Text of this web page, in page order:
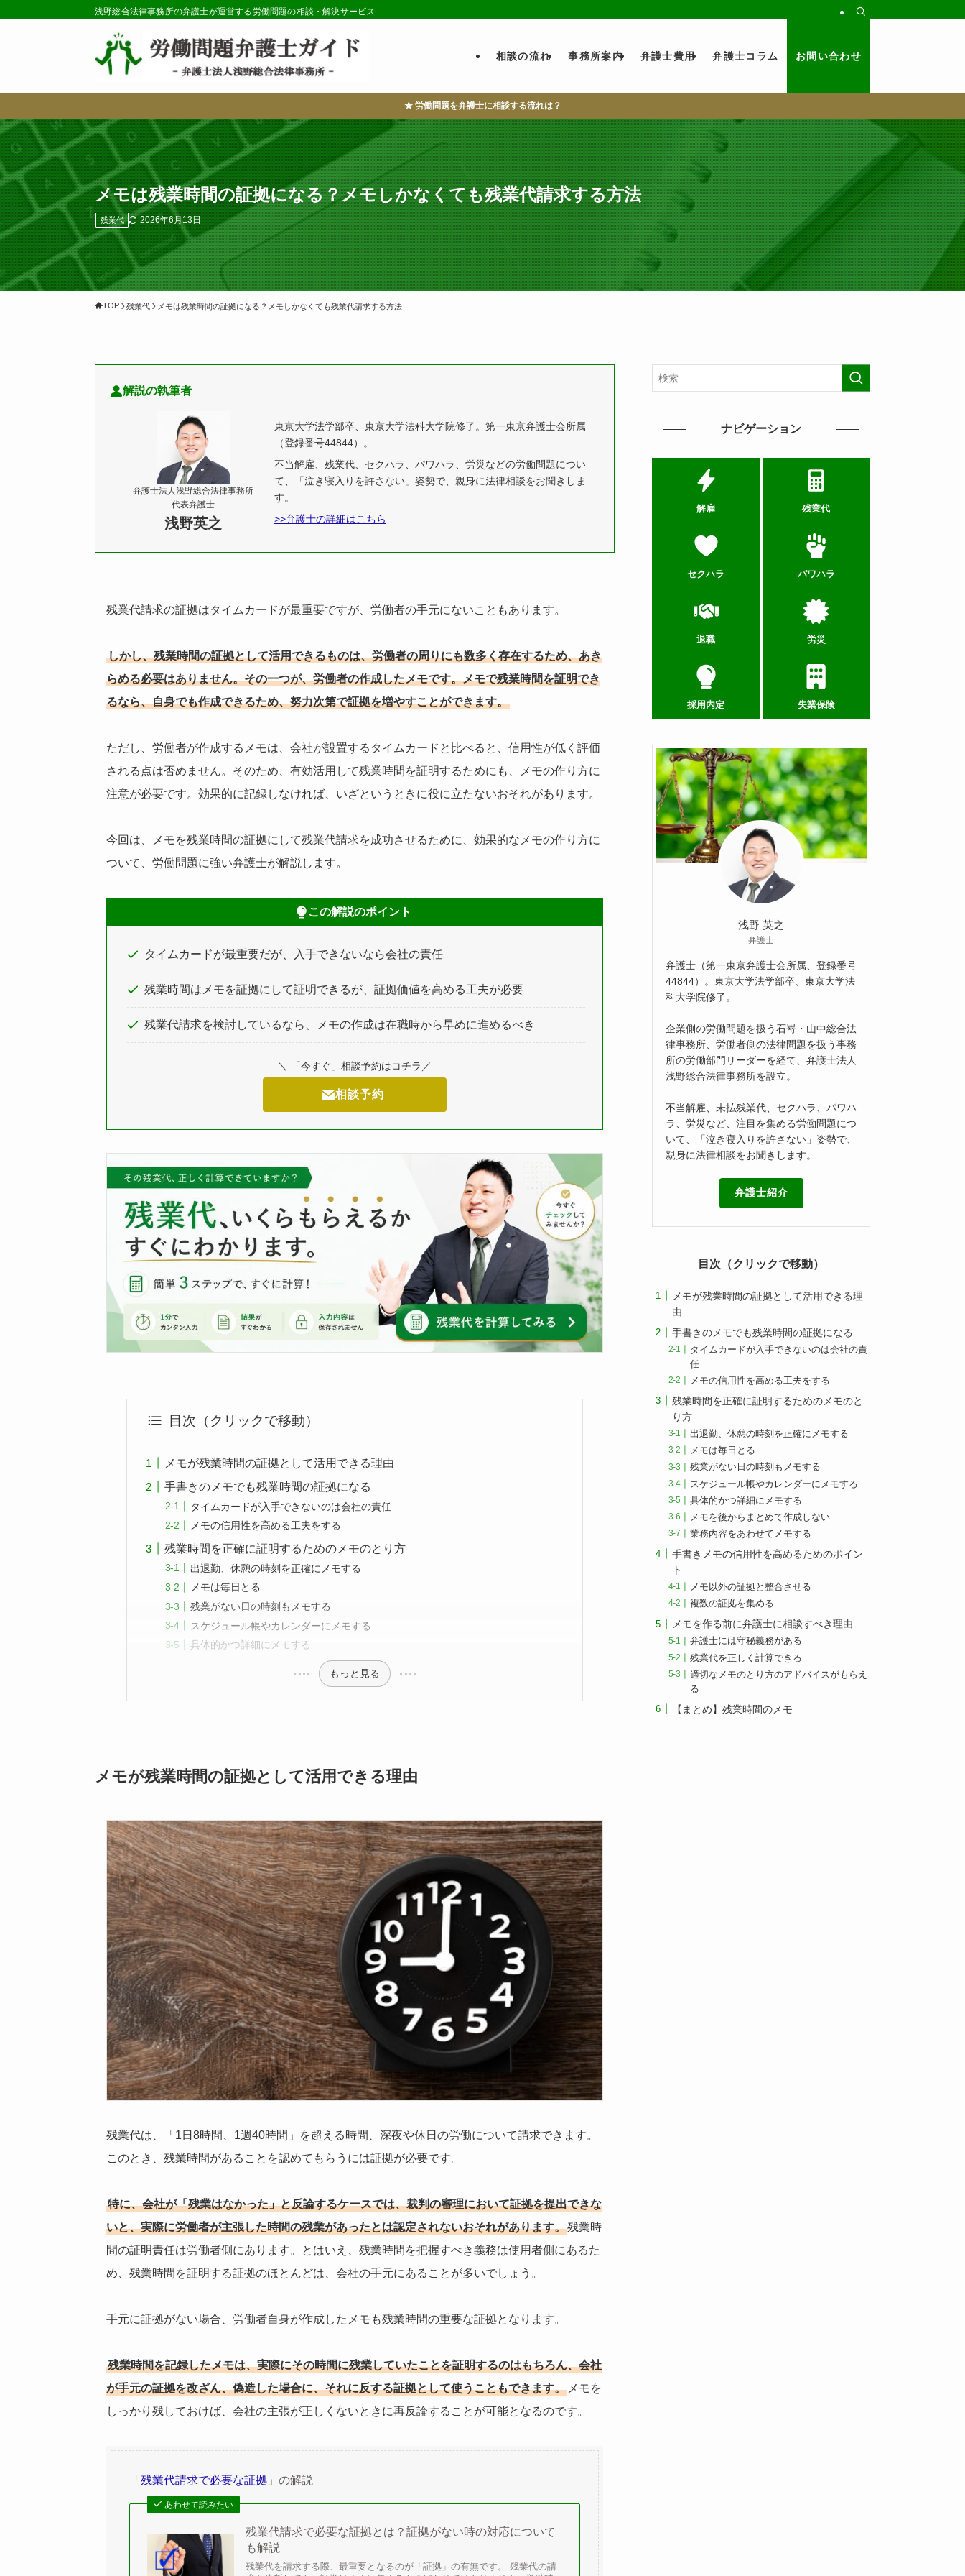
浅野総合法律事務所の弁護士が運営する労働問題の相談・解決サービス
相談の流れ 事務所案内 弁護士費用 弁護士コラム お問い合わせ
★ 労働問題を弁護士に相談する流れは？
メモは残業時間の証拠になる？メモしかなくても残業代請求する方法
残業代 2026年6月13日
TOP 残業代 メモは残業時間の証拠になる？メモしかなくても残業代請求する方法
解説の執筆者
弁護士法人浅野総合法律事務所
代表弁護士
浅野英之
東京大学法学部卒、東京大学法科大学院修了。第一東京弁護士会所属
（登録番号44844）。
不当解雇、残業代、セクハラ、パワハラ、労災などの労働問題につい
て、「泣き寝入りを許さない」姿勢で、親身に法律相談をお聞きしま
す。
>>弁護士の詳細はこちら
残業代請求の証拠はタイムカードが最重要ですが、労働者の手元にないこともあります。
しかし、残業時間の証拠として活用できるものは、労働者の周りにも数多く存在するため、あき
らめる必要はありません。その一つが、労働者の作成したメモです。メモで残業時間を証明でき
るなら、自身でも作成できるため、努力次第で証拠を増やすことができます。
ただし、労働者が作成するメモは、会社が設置するタイムカードと比べると、信用性が低く評価
される点は否めません。そのため、有効活用して残業時間を証明するためにも、メモの作り方に
注意が必要です。効果的に記録しなければ、いざというときに役に立たないおそれがあります。
今回は、メモを残業時間の証拠にして残業代請求を成功させるために、効果的なメモの作り方に
ついて、労働問題に強い弁護士が解説します。
この解説のポイント
タイムカードが最重要だが、入手できないなら会社の責任
残業時間はメモを証拠にして証明できるが、証拠価値を高める工夫が必要
残業代請求を検討しているなら、メモの作成は在職時から早めに進めるべき
＼ 「今すぐ」相談予約はコチラ／
相談予約
目次（クリックで移動）
メモが残業時間の証拠として活用できる理由
手書きのメモでも残業時間の証拠になる
タイムカードが入手できないのは会社の責任
メモの信用性を高める工夫をする
残業時間を正確に証明するためのメモのとり方
出退勤、休憩の時刻を正確にメモする
メモは毎日とる
残業がない日の時刻もメモする
スケジュール帳やカレンダーにメモする
具体的かつ詳細にメモする
もっと見る
メモが残業時間の証拠として活用できる理由
残業代は、「1日8時間、1週40時間」を超える時間、深夜や休日の労働について請求できます。
このとき、残業時間があることを認めてもらうには証拠が必要です。
特に、会社が「残業はなかった」と反論するケースでは、裁判の審理において証拠を提出できな
いと、実際に労働者が主張した時間の残業があったとは認定されないおそれがあります。残業時
間の証明責任は労働者側にあります。とはいえ、残業時間を把握すべき義務は使用者側にあるた
め、残業時間を証明する証拠のほとんどは、会社の手元にあることが多いでしょう。
手元に証拠がない場合、労働者自身が作成したメモも残業時間の重要な証拠となります。
残業時間を記録したメモは、実際にその時間に残業していたことを証明するのはもちろん、会社
が手元の証拠を改ざん、偽造した場合に、それに反する証拠として使うこともできます。 メモを
しっかり残しておけば、会社の主張が正しくないときに再反論することが可能となるのです。
「 残業代請求で必要な証拠 」の解説
あわせて読みたい
残業代請求で必要な証拠とは？証拠がない時の対応について
も解説
残業代を請求する際、最重要となるのが「証拠」の有無です。 残業代の請
ナビゲーション
解雇 残業代
セクハラ パワハラ
退職 労災
採用内定 失業保険
浅野 英之
弁護士
弁護士（第一東京弁護士会所属、登録番号
44844）。東京大学法学部卒、東京大学法
科大学院修了。
企業側の労働問題を扱う石嵜・山中総合法
律事務所、労働者側の法律問題を扱う事務
所の労働部門リーダーを経て、弁護士法人
浅野総合法律事務所を設立。
不当解雇、未払残業代、セクハラ、パワハ
ラ、労災など、注目を集める労働問題につ
いて、「泣き寝入りを許さない」姿勢で、
親身に法律相談をお聞きします。
弁護士紹介
目次（クリックで移動）
メモが残業時間の証拠として活用できる理
由
手書きのメモでも残業時間の証拠になる
タイムカードが入手できないのは会社の責
任
メモの信用性を高める工夫をする
残業時間を正確に証明するためのメモのと
り方
出退勤、休憩の時刻を正確にメモする
メモは毎日とる
残業がない日の時刻もメモする
スケジュール帳やカレンダーにメモする
具体的かつ詳細にメモする
メモを後からまとめて作成しない
業務内容をあわせてメモする
手書きメモの信用性を高めるためのポイン
ト
メモ以外の証拠と整合させる
複数の証拠を集める
メモを作る前に弁護士に相談すべき理由
弁護士には守秘義務がある
残業代を正しく計算できる
適切なメモのとり方のアドバイスがもらえ
る
【まとめ】残業時間のメモ